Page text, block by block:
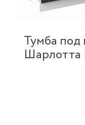
Тумба под